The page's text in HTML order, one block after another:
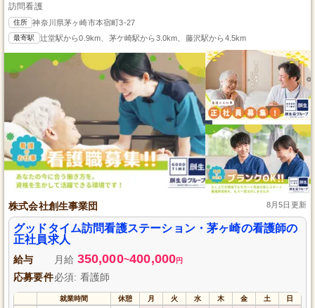
訪問看護
住所 神奈川県茅ヶ崎市本宿町3-27
最寄駅 辻堂駅から0.9km、茅ケ崎駅から3.0km、藤沢駅から4.5km
株式会社創生事業団 8月5日更新
グッドタイム訪問看護ステーション・茅ヶ崎の看護師の
正社員求人
給与 月給 350,000~400,000円
応募要件必須: 看護師
就業時間 休憩 月 火 水 木 金 土 日